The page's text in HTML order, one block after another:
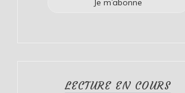
LECTURE EN COURS